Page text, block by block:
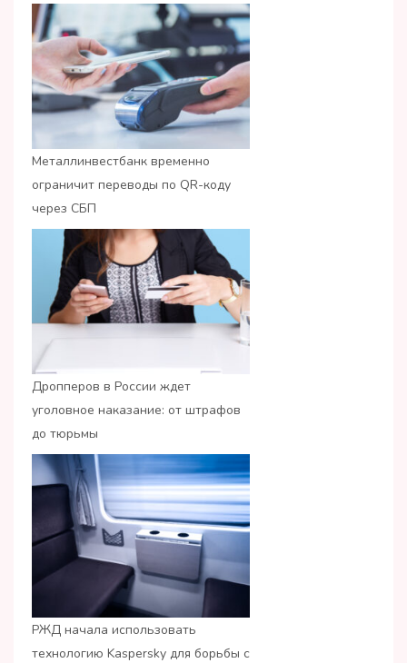
Металлинвестбанк временно
ограничит переводы по QR-коду
через СБП
Дропперов в России ждет
уголовное наказание: от штрафов
до тюрьмы
РЖД начала использовать
технологию Kaspersky для борьбы с